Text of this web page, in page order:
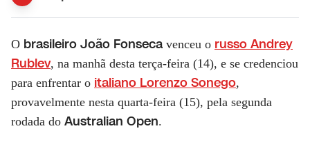
O brasileiro João Fonseca venceu o russo Andrey
Rublev, na manhã desta terça-feira (14), e se credenciou
para enfrentar o italiano Lorenzo Sonego,
provavelmente nesta quarta-feira (15), pela segunda
rodada do Australian Open.